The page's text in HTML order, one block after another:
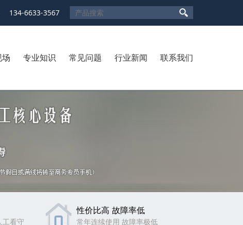
134-6633-3567
专业知识 常见问题 行业新闻 联系我们
工看守
性价比高 故障率低
常年连续使用 故障率极低